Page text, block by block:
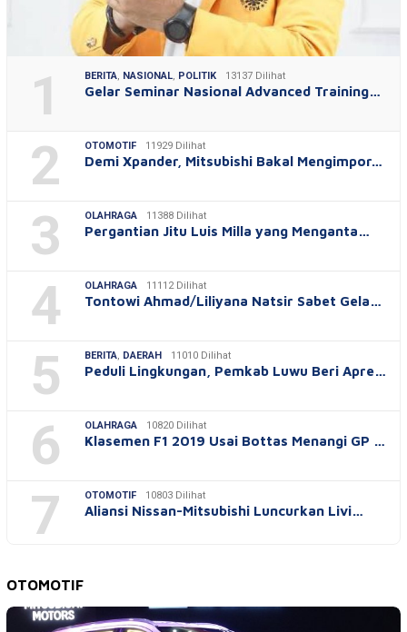
1 BERITA, NASIONAL, POLITIK 13137 Dilihat
Gelar Seminar Nasional Advanced Training…
2 OTOMOTIF 11929 Dilihat
Demi Xpander, Mitsubishi Bakal Mengimpor…
3 OLAHRAGA 11388 Dilihat
Pergantian Jitu Luis Milla yang Menganta…
4 OLAHRAGA 11112 Dilihat
Tontowi Ahmad/Liliyana Natsir Sabet Gela…
5 BERITA, DAERAH 11010 Dilihat
Peduli Lingkungan, Pemkab Luwu Beri Apre…
6 OLAHRAGA 10820 Dilihat
Klasemen F1 2019 Usai Bottas Menangi GP …
7 OTOMOTIF 10803 Dilihat
Aliansi Nissan-Mitsubishi Luncurkan Livi…
OTOMOTIF